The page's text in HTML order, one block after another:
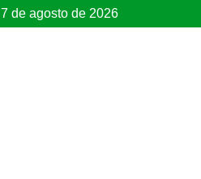
7 de agosto de 2026